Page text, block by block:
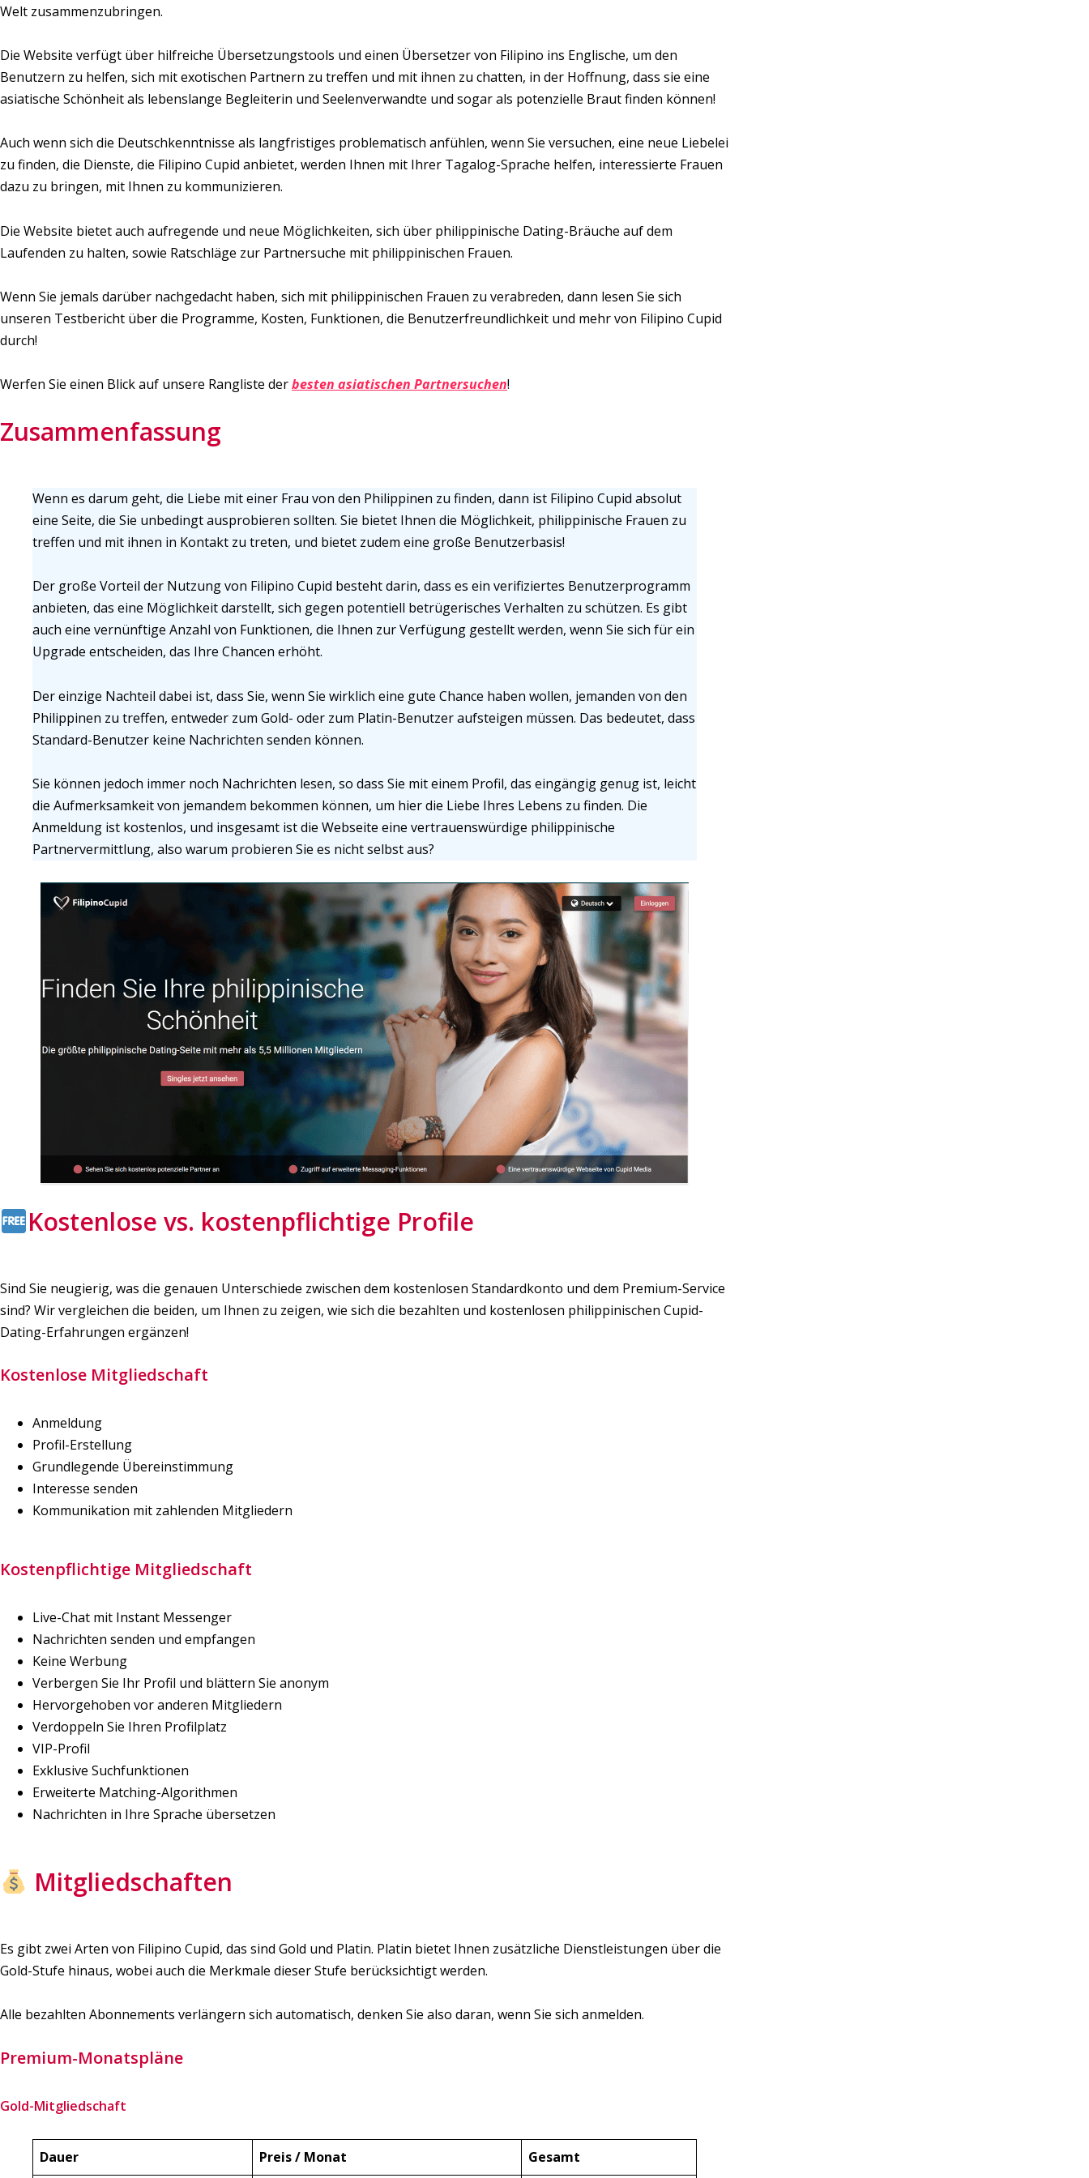
Welt zusammenzubringen.
Die Website verfügt über hilfreiche Übersetzungstools und einen Übersetzer von Filipino ins Englische, um den
Benutzern zu helfen, sich mit exotischen Partnern zu treffen und mit ihnen zu chatten, in der Hoffnung, dass sie eine
asiatische Schönheit als lebenslange Begleiterin und Seelenverwandte und sogar als potenzielle Braut finden können!
Auch wenn sich die Deutschkenntnisse als langfristiges problematisch anfühlen, wenn Sie versuchen, eine neue Liebelei
zu finden, die Dienste, die Filipino Cupid anbietet, werden Ihnen mit Ihrer Tagalog-Sprache helfen, interessierte Frauen
dazu zu bringen, mit Ihnen zu kommunizieren.
Die Website bietet auch aufregende und neue Möglichkeiten, sich über philippinische Dating-Bräuche auf dem
Laufenden zu halten, sowie Ratschläge zur Partnersuche mit philippinischen Frauen.
Wenn Sie jemals darüber nachgedacht haben, sich mit philippinischen Frauen zu verabreden, dann lesen Sie sich
unseren Testbericht über die Programme, Kosten, Funktionen, die Benutzerfreundlichkeit und mehr von Filipino Cupid
durch!
Werfen Sie einen Blick auf unsere Rangliste derbesten asiatischen Partnersuchen!
Zusammenfassung
Wenn es darum geht, die Liebe mit einer Frau von den Philippinen zu finden, dann ist Filipino Cupid absolut
eine Seite, die Sie unbedingt ausprobieren sollten. Sie bietet Ihnen die Möglichkeit, philippinische Frauen zu
treffen und mit ihnen in Kontakt zu treten, und bietet zudem eine große Benutzerbasis!
Der große Vorteil der Nutzung von Filipino Cupid besteht darin, dass es ein verifiziertes Benutzerprogramm
anbieten, das eine Möglichkeit darstellt, sich gegen potentiell betrügerisches Verhalten zu schützen. Es gibt
auch eine vernünftige Anzahl von Funktionen, die Ihnen zur Verfügung gestellt werden, wenn Sie sich für ein
Upgrade entscheiden, das Ihre Chancen erhöht.
Der einzige Nachteil dabei ist, dass Sie, wenn Sie wirklich eine gute Chance haben wollen, jemanden von den
Philippinen zu treffen, entweder zum Gold- oder zum Platin-Benutzer aufsteigen müssen. Das bedeutet, dass
Standard-Benutzer keine Nachrichten senden können.
Sie können jedoch immer noch Nachrichten lesen, so dass Sie mit einem Profil, das eingängig genug ist, leicht
die Aufmerksamkeit von jemandem bekommen können, um hier die Liebe Ihres Lebens zu finden. Die
Anmeldung ist kostenlos, und insgesamt ist die Webseite eine vertrauenswürdige philippinische
Partnervermittlung, also warum probieren Sie es nicht selbst aus?
Kostenlose vs. kostenpflichtige Profile
Sind Sie neugierig, was die genauen Unterschiede zwischen dem kostenlosen Standardkonto und dem Premium-Service
sind? Wir vergleichen die beiden, um Ihnen zu zeigen, wie sich die bezahlten und kostenlosen philippinischen Cupid-
Dating-Erfahrungen ergänzen!
Kostenlose Mitgliedschaft
Anmeldung
Profil-Erstellung
Grundlegende Übereinstimmung
Interesse senden
Kommunikation mit zahlenden Mitgliedern
Kostenpflichtige Mitgliedschaft
Live-Chat mit Instant Messenger
Nachrichten senden und empfangen
Keine Werbung
Verbergen Sie Ihr Profil und blättern Sie anonym
Hervorgehoben vor anderen Mitgliedern
Verdoppeln Sie Ihren Profilplatz
VIP-Profil
Exklusive Suchfunktionen
Erweiterte Matching-Algorithmen
Nachrichten in Ihre Sprache übersetzen
Mitgliedschaften
Es gibt zwei Arten von Filipino Cupid, das sind Gold und Platin. Platin bietet Ihnen zusätzliche Dienstleistungen über die
Gold-Stufe hinaus, wobei auch die Merkmale dieser Stufe berücksichtigt werden.
Alle bezahlten Abonnements verlängern sich automatisch, denken Sie also daran, wenn Sie sich anmelden.
Premium-Monatspläne
Gold-Mitgliedschaft
Dauer Preis / Monat Gesamt